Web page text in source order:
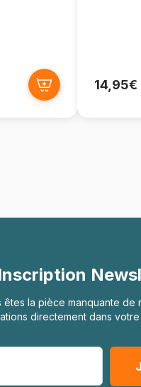
14,95€
êtes la pièce manquante de
directement dans